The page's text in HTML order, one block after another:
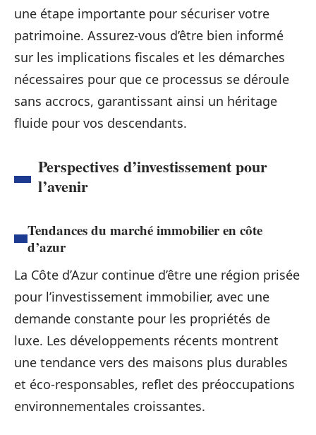
une étape importante pour sécuriser votre
patrimoine. Assurez-vous d’être bien informé
sur les implications fiscales et les démarches
nécessaires pour que ce processus se déroule
sans accrocs, garantissant ainsi un héritage
fluide pour vos descendants.
Perspectives d’investissement pour
l’avenir
Tendances du marché immobilier en côte
d’azur
La Côte d’Azur continue d’être une région prisée
pour l’investissement immobilier, avec une
demande constante pour les propriétés de
luxe. Les développements récents montrent
une tendance vers des maisons plus durables
et éco-responsables, reflet des préoccupations
environnementales croissantes.